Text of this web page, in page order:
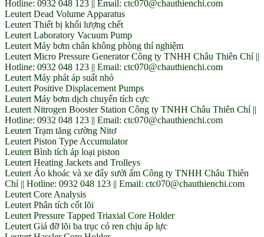
Hotline: 0932 048 123 || Email: ctc070@chauthienchi.com
Leutert Dead Volume Apparatus
Leutert Thiết bị khối lượng chết
Leutert Laboratory Vacuum Pump
Leutert Máy bơm chân không phòng thí nghiệm
Leutert Micro Pressure Generator Công ty TNHH Châu Thiên Chí ||
Hotline: 0932 048 123 || Email: ctc070@chauthienchi.com
Leutert Máy phát áp suất nhỏ
Leutert Positive Displacement Pumps
Leutert Máy bơm dịch chuyển tích cực
Leutert Nitrogen Booster Station Công ty TNHH Châu Thiên Chí ||
Hotline: 0932 048 123 || Email: ctc070@chauthienchi.com
Leutert Trạm tăng cường Nitơ
Leutert Piston Type Accumulator
Leutert Bình tích áp loại piston
Leutert Heating Jackets and Trolleys
Leutert Áo khoác và xe đẩy sưởi ấm Công ty TNHH Châu Thiên
Chí || Hotline: 0932 048 123 || Email: ctc070@chauthienchi.com
Leutert Core Analysis
Leutert Phân tích cốt lõi
Leutert Pressure Tapped Triaxial Core Holder
Leutert Giá đỡ lõi ba trục có ren chịu áp lực